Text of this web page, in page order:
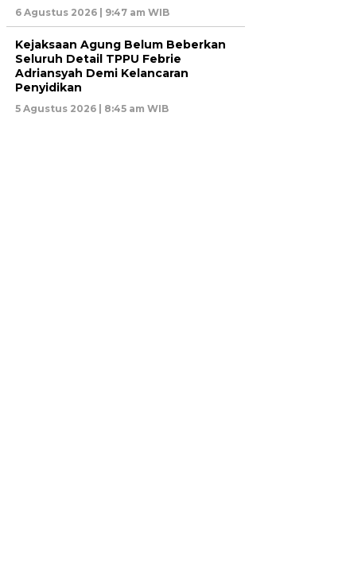
6 Agustus 2026 | 9:47 am WIB
Kejaksaan Agung Belum Beberkan
Seluruh Detail TPPU Febrie
Adriansyah Demi Kelancaran
Penyidikan
5 Agustus 2026 | 8:45 am WIB